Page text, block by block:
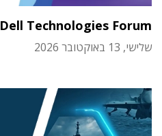
Dell Technologies Forum
שלישי, 13 באוקטובר 2026